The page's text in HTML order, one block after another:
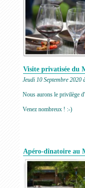
Visite privatisée du
Jeudi 10 Septembre 2020
Nous aurons le privilège
Venez nombreux ! :-)
Apéro-dînatoire au